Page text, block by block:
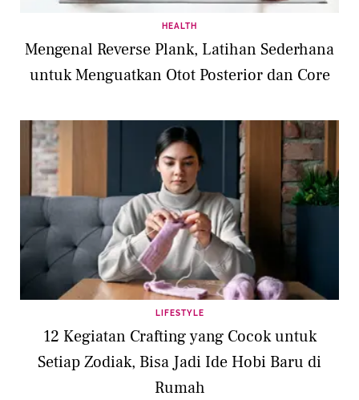
HEALTH
Mengenal Reverse Plank, Latihan Sederhana
untuk Menguatkan Otot Posterior dan Core
LIFESTYLE
12 Kegiatan Crafting yang Cocok untuk
Setiap Zodiak, Bisa Jadi Ide Hobi Baru di
Rumah